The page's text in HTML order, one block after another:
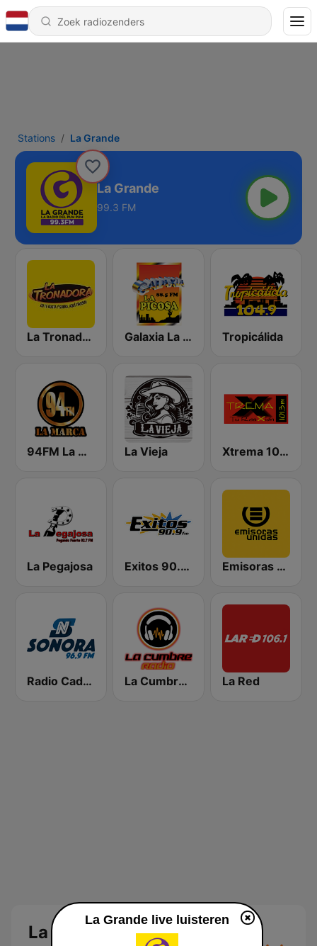
Stations La Grande
La Grande
99.3 FM
La Tronadora Galaxia La Picosa Tropicálida
94FM La Marca La Vieja Xtrema 101.3 FM
La Pegajosa Exitos 90.9 FM Emisoras Unidas
Radio Cadena Sonora La Cumbre Radio La Red
La Grande
La Grande live luisteren